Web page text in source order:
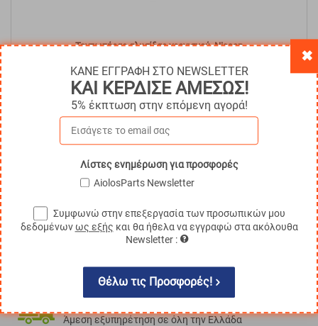
Τεντωτήρας αλυσίδας χρονισμού, Nissan
NIS-2018747
διαθέσιμο
Με ΦΠΑ
ΑΓΟΡΑ
Άμεση εξυπηρέτηση σε όλη την Ελλάδα
✖
ΚΑΝΕ ΕΓΓΡΑΦΗ ΣΤΟ NEWSLETTER
ΚΑΙ ΚΕΡΔΙΣΕ ΑΜΕΣΩΣ!
5% έκπτωση στην επόμενη αγορά!
Λίστες ενημέρωση για προσφορές
AiolosParts Newsletter
Συμφωνώ στην επεξεργασία των προσωπικών μου
δεδομένωνως εξής και θα ήθελα να εγγραφώ στα ακόλουθα
Newsletter :
Θέλω τις Προσφορές!